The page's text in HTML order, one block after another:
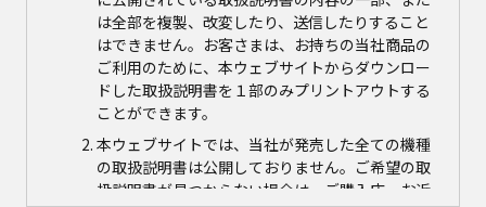
は全部を複製、改変したり、送信したりすること
はできません。お客さまは、お持ちの当社商品の
ご利用のために、本ウェブサイトからダウンロー
ドした取扱説明書を１部のみプリントアウトする
ことができます。
本ウェブサイトでは、当社が発売した全ての機種
の取扱説明書は公開しておりません。ご希望の取
扱説明書が見つからない場合は、ご購入店、お近